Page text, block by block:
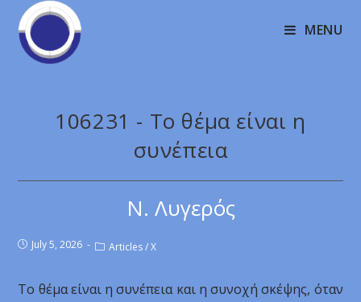
MENU
106231 - Το θέμα είναι η
συνέπεια
Ν. Λυγερός
July 5, 2026 Articles / X
Το θέμα είναι η συνέπεια και η συνοχή σκέψης, όταν